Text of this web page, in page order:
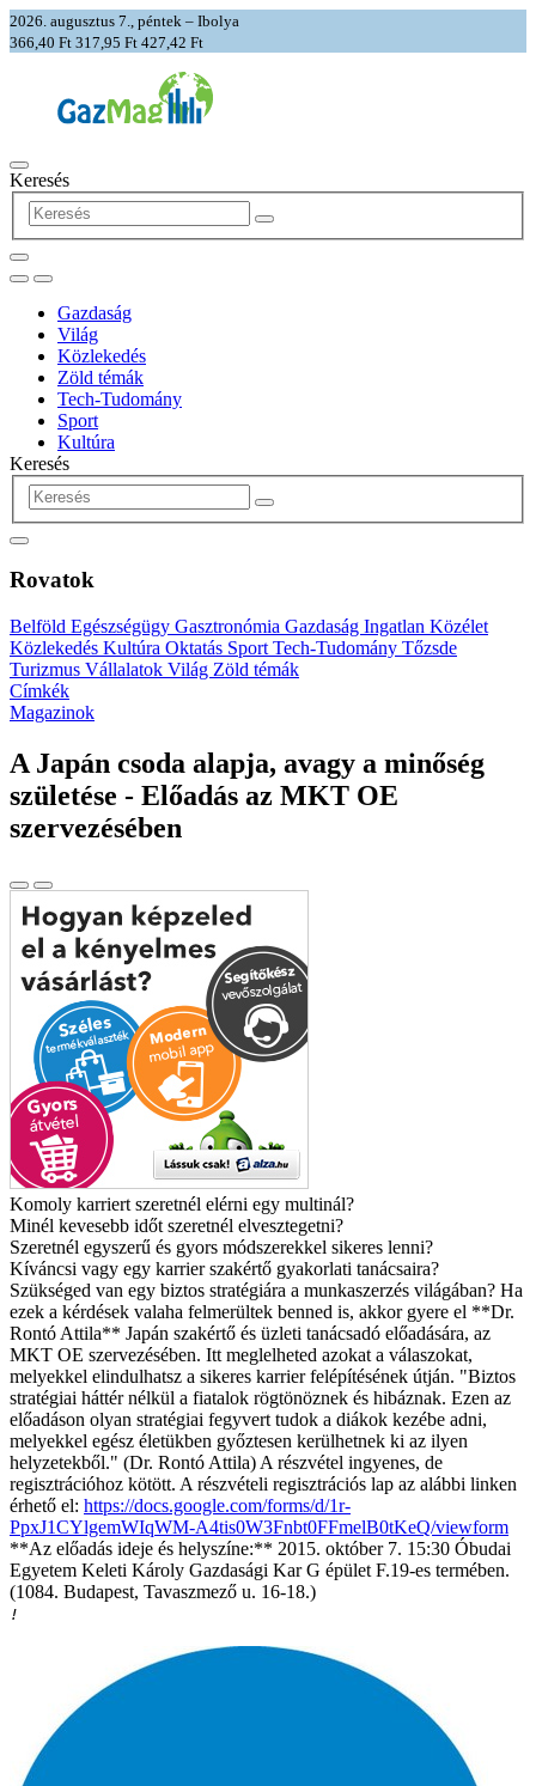
2026. augusztus 7., péntek – Ibolya
366,40 Ft 317,95 Ft 427,42 Ft
Keresés
Gazdaság
Világ
Közlekedés
Zöld témák
Tech-Tudomány
Sport
Kultúra
Keresés
Rovatok
Belföld Egészségügy Gasztronómia Gazdaság Ingatlan Közélet
Közlekedés Kultúra Oktatás Sport Tech-Tudomány Tőzsde
Turizmus Vállalatok Világ Zöld témák
Címkék
Magazinok
A Japán csoda alapja, avagy a minőség
születése - Előadás az MKT OE
szervezésében
Komoly karriert szeretnél elérni egy multinál?
Minél kevesebb időt szeretnél elvesztegetni?
Szeretnél egyszerű és gyors módszerekkel sikeres lenni?
Kíváncsi vagy egy karrier szakértő gyakorlati tanácsaira?
Szükséged van egy biztos stratégiára a munkaszerzés világában? Ha
ezek a kérdések valaha felmerültek benned is, akkor gyere el **Dr.
Rontó Attila** Japán szakértő és üzleti tanácsadó előadására, az
MKT OE szervezésében. Itt meglelheted azokat a válaszokat,
melyekkel elindulhatsz a sikeres karrier felépítésének útján. "Biztos
stratégiai háttér nélkül a fiatalok rögtönöznek és hibáznak. Ezen az
előadáson olyan stratégiai fegyvert tudok a diákok kezébe adni,
melyekkel egész életükben győztesen kerülhetnek ki az ilyen
helyzetekből." (Dr. Rontó Attila) A részvétel ingyenes, de
regisztrációhoz kötött. A részvételi regisztrációs lap az alábbi linken
érhető el: https://docs.google.com/forms/d/1r-
PpxJ1CYlgemWIqWM-A4tis0W3Fnbt0FFmelB0tKeQ/viewform
**Az előadás ideje és helyszíne:** 2015. október 7. 15:30 Óbudai
Egyetem Keleti Károly Gazdasági Kar G épület F.19-es termében.
(1084. Budapest, Tavaszmező u. 16-18.)
!